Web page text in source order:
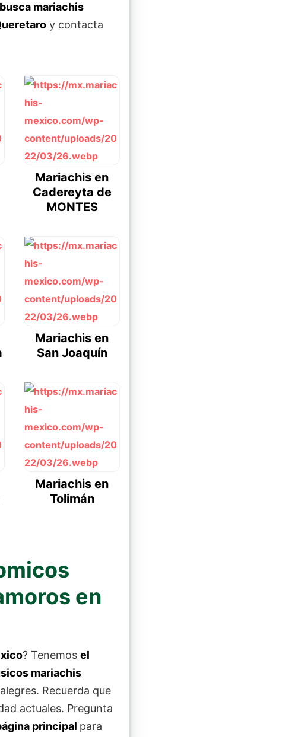
busca mariachis
y contacta
Mariachis en
Cadereyta de
MONTES
Mariachis en
San Joaquín
Mariachis en
Tolimán
en
? Tenemos el
mariachis
Recuerda que
actuales. Pregunta
principal para